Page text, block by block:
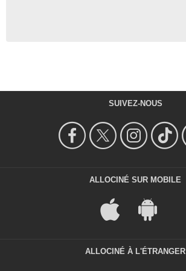
SUIVEZ-NOUS
ALLOCINÉ SUR MOBILE
ALLOCINÉ À L'ÉTRANGER